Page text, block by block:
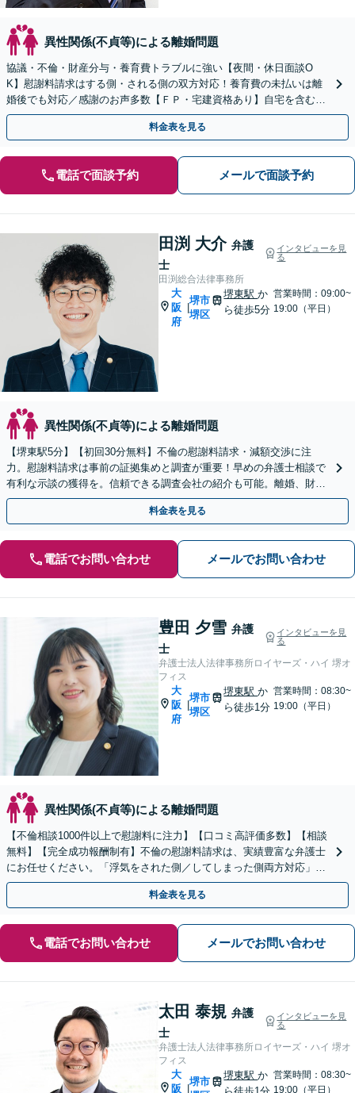
異性関係(不貞等)による離婚問題
協議・不倫・財産分与・養育費トラブルに強い【夜間・休日面談O
K】慰謝料請求はする側・される側の双方対応！養育費の未払いは離
婚後でも対応／感謝のお声多数【ＦＰ・宅建資格あり】自宅を含む財
産分与や離婚後の生活の見通しも相談可能
料金表を見る
電話で面談予約 メールで面談予約
田渕 大介 弁護
士
インタビューを見
る
田渕総合法律事務所
大
阪
府
|
堺市
堺区
堺東駅か
ら徒歩5分
営業時間：09:00~
19:00（平日）
異性関係(不貞等)による離婚問題
【堺東駅5分】【初回30分無料】不倫の慰謝料請求・減額交渉に注
力。慰謝料請求は事前の証拠集めと調査が重要！早めの弁護士相談で
有利な示談の獲得を。信頼できる調査会社の紹介も可能。離婚、財産
分与、親権、面会交流などにも注力【オンライン相談可】
料金表を見る
電話でお問い合わせ メールでお問い合わせ
豊田 夕雪 弁護
士
インタビューを見
る
弁護士法人法律事務所ロイヤーズ・ハイ 堺オ
フィス
大
阪
府
|
堺市
堺区
堺東駅か
ら徒歩1分
営業時間：08:30~
19:00（平日）
異性関係(不貞等)による離婚問題
【不倫相談1000件以上で慰謝料に注力】【口コミ高評価多数】【相談
無料】【完全成功報酬制有】不倫の慰謝料請求は、実績豊富な弁護士
にお任せください。「浮気をされた側／してしまった側両方対応」人
情派弁護士！
料金表を見る
電話でお問い合わせ メールでお問い合わせ
太田 泰規 弁護
士
インタビューを見
る
弁護士法人法律事務所ロイヤーズ・ハイ 堺オ
フィス
大
阪
|
堺市
堺東駅か
ら徒歩1分
営業時間：08:30~
19:00（平日）